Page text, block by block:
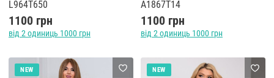
L964T650
1100 грн
від 2 одиниць 1000 грн
A1867T14
1100 грн
від 2 одиниць 1000 грн
NEW NEW